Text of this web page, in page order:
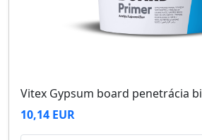
Vitex Gypsum board penetrácia
10,14 EUR